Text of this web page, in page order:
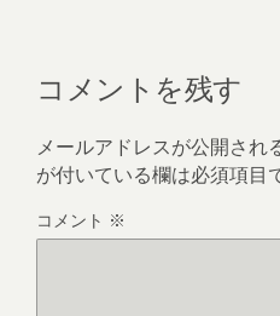
コメントを残す
メールアドレスが公開され
が付いている欄は必須項目
コメント ※